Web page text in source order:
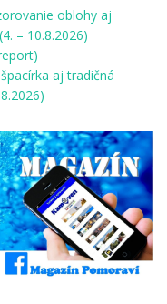
oblohy aj
– 10.8.2026)
aj tradičná